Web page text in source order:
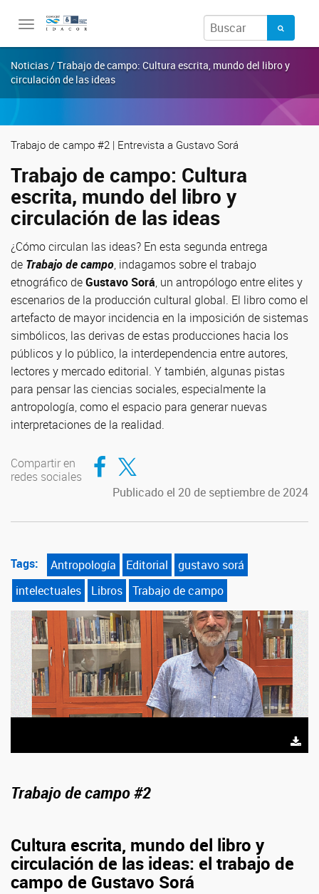
Toggle
Noticias / Trabajo de campo: Cultura escrita, mundo del libro y
circulación de las ideas
Trabajo de campo #2 | Entrevista a Gustavo Sorá
Trabajo de campo: Cultura
escrita, mundo del libro y
circulación de las ideas
¿Cómo circulan las ideas? En esta segunda entrega
de Trabajo de campo, indagamos sobre el trabajo
etnográfico deGustavo Sorá, un antropólogo entre elites y
escenarios de la producción cultural global. El libro como el
artefacto de mayor incidencia en la imposición de sistemas
simbólicos, las derivas de estas producciones hacia los
públicos y lo público, la interdependencia entre autores,
lectores y mercado editorial. Y también, algunas pistas
para pensar las ciencias sociales, especialmente la
antropología, como el espacio para generar nuevas
interpretaciones de la realidad.
Compartir en
redes sociales
Compartir en Facebook
Compartir en Twitter
Publicado el 20 de septiembre de 2024
Tags: Antropología Editorial
gustavo sorá
intelectuales
Libros Trabajo de campo
Trabajo de campo #2
Cultura escrita, mundo del libro y
circulación de las ideas: el trabajo de
campo de Gustavo Sorá